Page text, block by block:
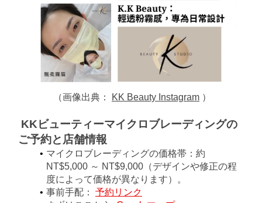
（画像出典： KK Beauty Instagram ）
KKビューティーマイクロブレーディングの
ご予約と店舗情報
マイクロブレーディングの価格帯：約
NT$5,000 ～ NT$9,000（デザインや修正の程
度によって価格が異なります）。
事前手配：
予約リンク